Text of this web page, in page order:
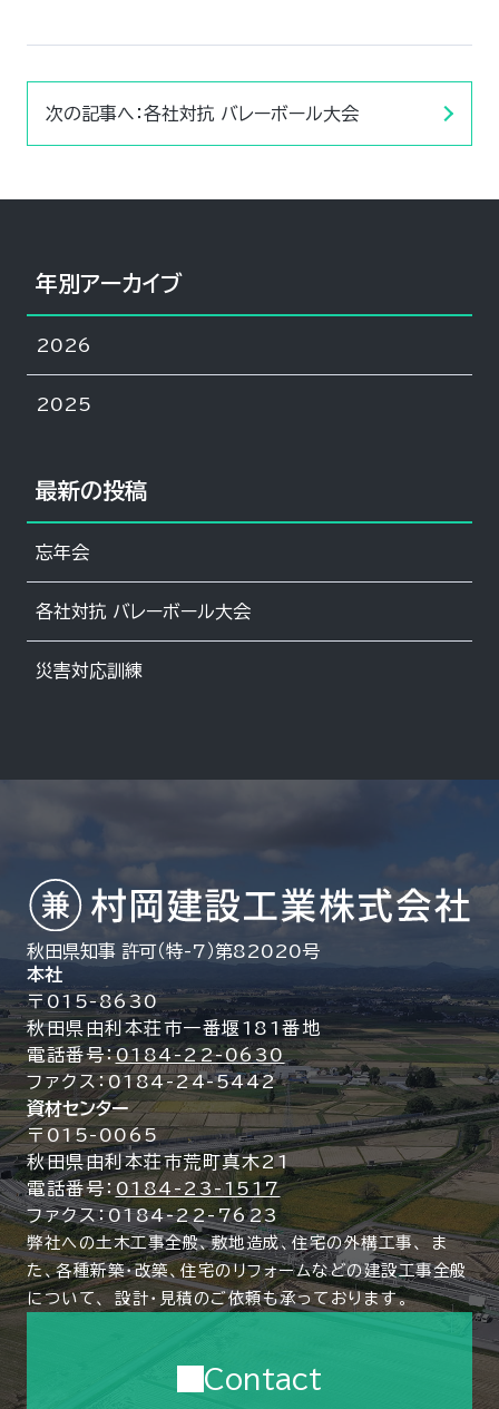
次の記事へ：各社対抗 バレーボール大会
年別アーカイブ
2026
2025
最新の投稿
忘年会
各社対抗 バレーボール大会
災害対応訓練
秋田県知事 許可（特-7）第82020号
本社
〒015-8630
秋田県由利本荘市一番堰181番地
電話番号：0184-22-0630
ファクス：0184-24-5442
資材センター
〒015-0065
秋田県由利本荘市荒町真木21
電話番号：0184-23-1517
ファクス：0184-22-7623
弊社への土木工事全般、敷地造成、住宅の外構工事、
ま
た、各種新築・改築、住宅のリフォームなどの建設工事全般
について、
設計・見積のご依頼も承っております。
Contact